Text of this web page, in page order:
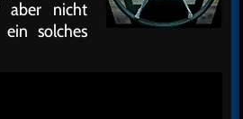
aber nicht
solches